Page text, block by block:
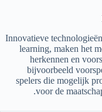
Innovatieve
learning, maken het
herkennen en
bijvoorbeeld
spelers die mogelijk
voor de